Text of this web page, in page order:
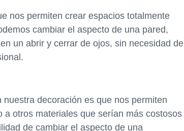
nos permiten crear espacios totalmente
cambiar el aspecto de una pared,
un abrir y cerrar de ojos, sin necesidad de
decoración es que nos permiten
otros materiales que serían más costosos
de cambiar el aspecto de una